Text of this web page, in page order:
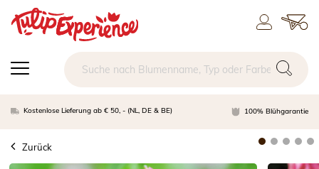
Kostenlose Lieferung ab € 50, - (NL, DE & BE) 100% Blühgarantie
Zurück